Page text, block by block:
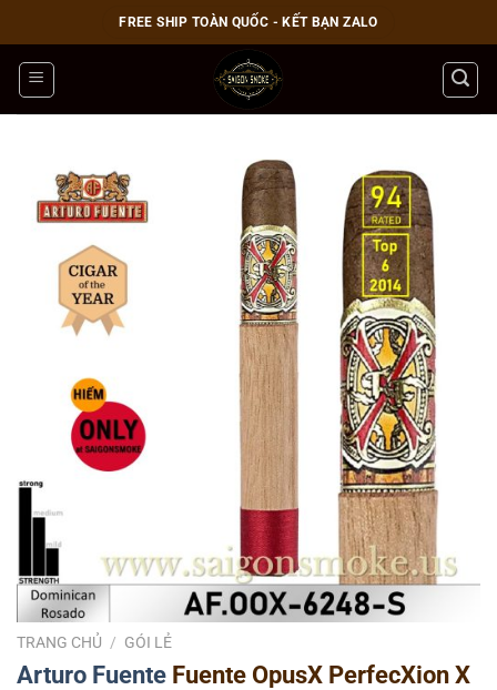
qua
nội
dung
FREE SHIP TOÀN QUỐC - KẾT BẠN ZALO
TRANG CHỦ / GÓI LẺ
Arturo Fuente Fuente OpusX PerfecXion X